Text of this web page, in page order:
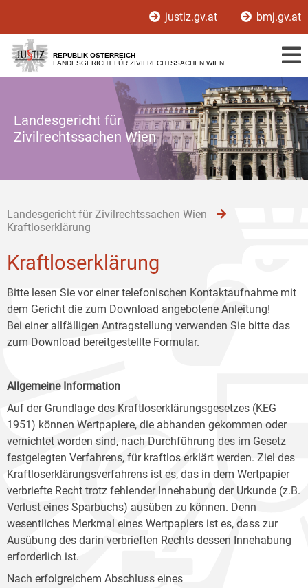
[1]
[2]
[3]
justiz.gv.at bmj.gv.at
REPUBLIK ÖSTERREICH
LANDESGERICHT FÜR ZIVILRECHTSSACHEN WIEN
Landesgericht für
Zivilrechtssachen Wien
Landesgericht für Zivilrechtssachen Wien
Kraftloserklärung
Kraftloserklärung
Bitte lesen Sie vor einer telefonischen Kontaktaufnahme mit
dem Gericht die zum Download angebotene Anleitung!
Bei einer allfälligen Antragstellung verwenden Sie bitte das
zum Download bereitgestellte Formular.
Allgemeine Information
Auf der Grundlage des Kraftloserklärungsgesetzes (KEG
1951) können Wertpapiere, die abhanden gekommen oder
vernichtet worden sind, nach Durchführung des im Gesetz
festgelegten Verfahrens, für kraftlos erklärt werden. Ziel des
Kraftloserklärungsverfahrens ist es, das in dem Wertpapier
verbriefte Recht trotz fehlender Innehabung der Urkunde (z.B.
Verlust eines Sparbuchs) ausüben zu können. Denn
wesentliches Merkmal eines Wertpapiers ist es, dass zur
Ausübung des darin verbrieften Rechts dessen Innehabung
erforderlich ist.
Nach erfolgreichem Abschluss eines